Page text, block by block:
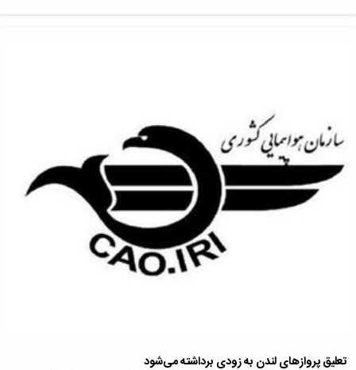
تعلیق پروازهای لندن به زودی برداشته می‌شود